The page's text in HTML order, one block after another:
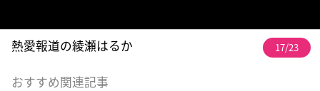
熱愛報道の綾瀬はるか 17/23
おすすめ関連記事